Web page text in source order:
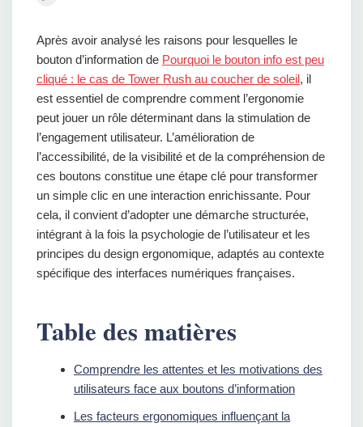
Après avoir analysé les raisons pour lesquelles le
bouton d’information de Pourquoi le bouton info est peu
cliqué : le cas de Tower Rush au coucher de soleil, il
est essentiel de comprendre comment l’ergonomie
peut jouer un rôle déterminant dans la stimulation de
l’engagement utilisateur. L’amélioration de
l’accessibilité, de la visibilité et de la compréhension de
ces boutons constitue une étape clé pour transformer
un simple clic en une interaction enrichissante. Pour
cela, il convient d’adopter une démarche structurée,
intégrant à la fois la psychologie de l’utilisateur et les
principes du design ergonomique, adaptés au contexte
spécifique des interfaces numériques françaises.
Table des matières
Comprendre les attentes et les motivations des
utilisateurs face aux boutons d’information
Les facteurs ergonomiques influençant la